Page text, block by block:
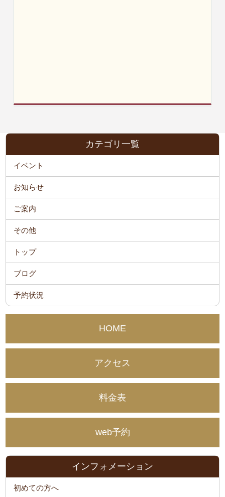
カテゴリ一覧
イベント
お知らせ
ご案内
その他
トップ
ブログ
予約状況
HOME
アクセス
料金表
web予約
インフォメーション
初めての方へ